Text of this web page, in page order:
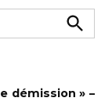
R
r
c
démission » –